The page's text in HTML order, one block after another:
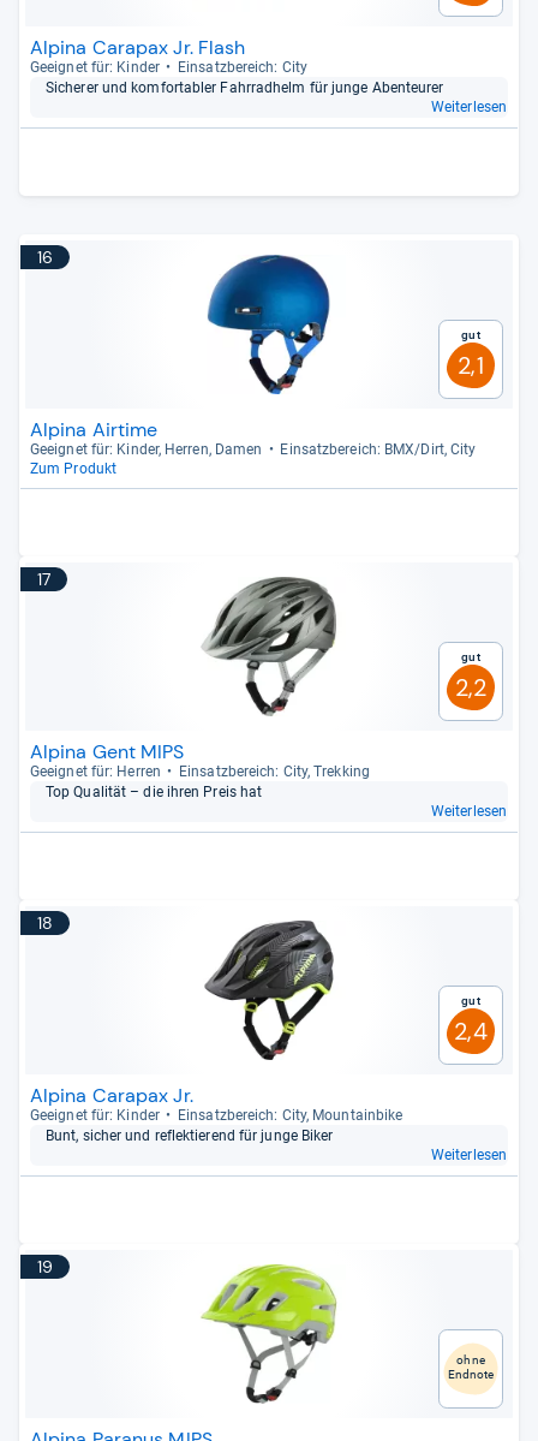
Alpina Carapax Jr. Flash
Geeig­net für: Kin­der
Ein­satz­be­reich: City
Siche­rer und kom­for­ta­bler Fahr­rad­helm für junge Aben­teu­rer
Weiterlesen
16
Gut
2,1
Alpina Airtime
Geeig­net für: Kin­der, Her­ren, Damen
Ein­satz­be­reich: BMX/Dirt, City
Zum Produkt
17
Gut
2,2
Alpina Gent MIPS
Geeig­net für: Her­ren
Ein­satz­be­reich: City, Trek­king
Top Qua­li­tät – die ihren Preis hat
Weiterlesen
18
Gut
2,4
Alpina Carapax Jr.
Geeig­net für: Kin­der
Ein­satz­be­reich: City, Moun­tain­bike
Bunt, sicher und reflek­tie­rend für junge Biker
Weiterlesen
19
ohne
Endnote